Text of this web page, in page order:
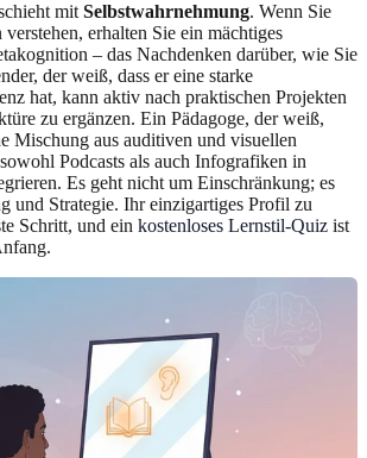
mit Selbstwahrnehmung. Wenn Sie
erhalten Sie ein mächtiges
– das Nachdenken darüber, wie Sie
der weiß, dass er eine starke
hat, kann aktiv nach praktischen Projekten
zu ergänzen. Ein Pädagoge, der weiß,
Mischung aus auditiven und visuellen
Podcasts als auch Infografiken in
Es geht nicht um Einschränkung; es
und Strategie. Ihr einzigartiges Profil zu
Schritt, und ein kostenloses Lernstil-Quiz ist